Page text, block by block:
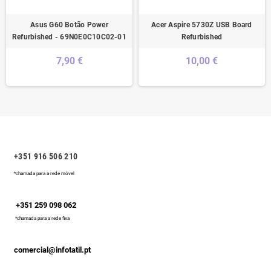
Asus G60 Botão Power
Refurbished - 69N0E0C10C02-01
7,90 €
Acer Aspire 5730Z USB Board
Refurbished
10,00 €
+351 916 506 210
*chamada para a rede móvel
+351 259 098 062
*chamada para a rede fixa
comercial@infotatil.pt